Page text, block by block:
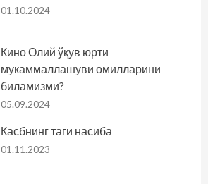
01.10.2024
Кино Олий ўқув юрти
мукаммаллашуви омилларини
биламизми?
05.09.2024
Касбнинг таги насиба
01.11.2023